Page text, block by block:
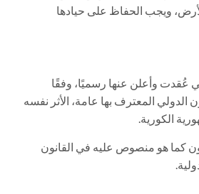
ويجب الحفاظ على حيادها
عُقدت وأعلن عنها رسميًا، وفقًا
الدولي المعترف بها عامة، الأثر نفسه
الكورية.
كما هو منصوص عليه في القانون